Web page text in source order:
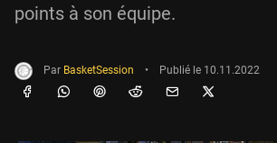
points à son équipe.
Par BasketSession • Publié le 10.11.2022